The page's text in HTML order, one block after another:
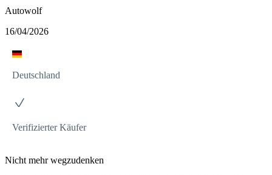
Autowolf
16/04/2026
Deutschland
Verifizierter Käufer
Nicht mehr wegzudenken